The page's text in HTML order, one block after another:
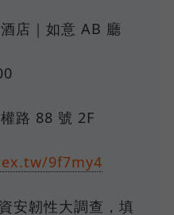
店｜如意 AB 廳
路 88 號 2F
9f7my4
安韌性大調查，填